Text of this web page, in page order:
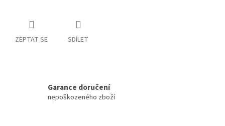
ZEPTAT SE SDÍLET
Garance doručení
nepoškozeného zboží